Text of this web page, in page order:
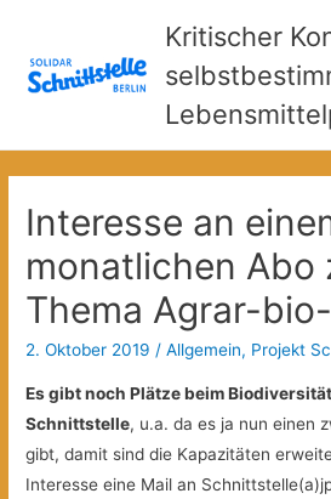
Kritischer
Interesse an
monatlichen Abo
Thema Agrar-
2. Oktober 2019 /Allgemein, Projekt
Es gibt noch Plätze beim
Schnittstelle, u.a. da es ja nun einen
gibt, damit sind die Kapazitäten
Interesse eine Mail an